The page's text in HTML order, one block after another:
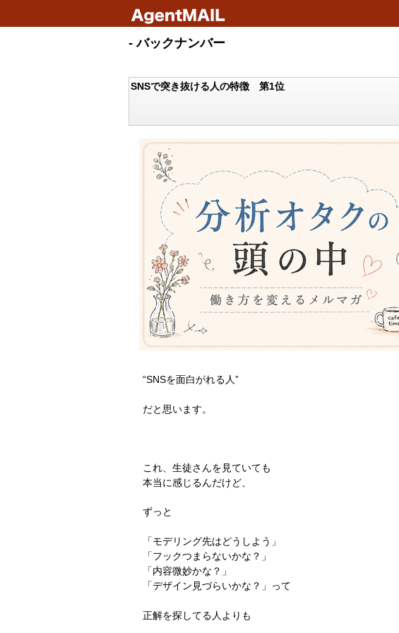
- バックナンバー
SNSで突き抜ける人の特徴 第1位
“SNSを面白がれる人”
だと思います。
これ、生徒さんを見ていても
本当に感じるんだけど、
ずっと
「モデリング先はどうしよう」
「フックつまらないかな？」
「内容微妙かな？」
「デザイン見づらいかな？」って
正解を探してる人よりも